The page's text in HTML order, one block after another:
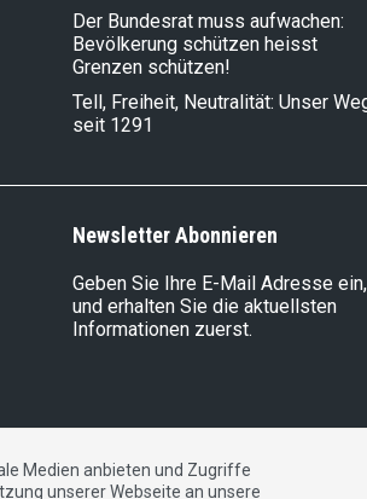
Der Bundesrat muss aufwachen:
Bevölkerung schützen heisst
Grenzen schützen!
Tell, Freiheit, Neutralität: Unser
seit 1291
Newsletter Abonnieren
Geben Sie Ihre E-Mail Adresse ein,
und erhalten Sie die aktuellsten
Informationen zuerst.
DE FR IT
Medien anbieten und Zugriffe
unserer Webseite an unsere